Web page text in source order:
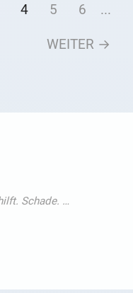
4 5 6 ...
WEITER →